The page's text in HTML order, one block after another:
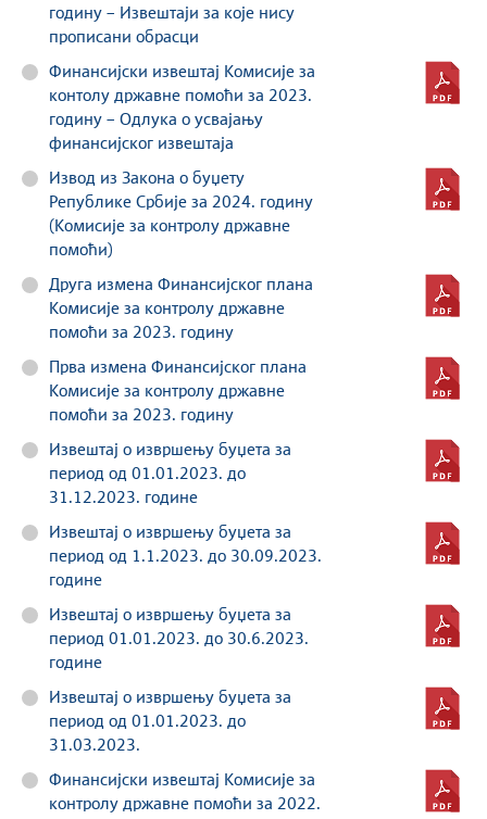
годину – Извештаји за које нису
прописани обрасци
Финансијски извештај Комисије за
контолу државне помоћи за 2023.
годину – Одлука о усвајању
финансијског извештаја
Извод из Закона о буџету
Републике Србије за 2024. годину
(Комисије за контролу државне
помоћи)
Друга измена Финансијског плана
Комисије за контролу државне
помоћи за 2023. годину
Прва измена Финансијског плана
Комисије за контролу државне
помоћи за 2023. годину
Извештај о извршењу буџета за
период од 01.01.2023. до
31.12.2023. годинe
Извештај о извршењу буџета за
период од 1.1.2023. до 30.09.2023.
године
Извештај о извршењу буџета за
период 01.01.2023. до 30.6.2023.
године
Извештај о извршењу буџета за
период од 01.01.2023. до
31.03.2023.
Финансијски извештај Комисије за
контролу државне помоћи за 2022.